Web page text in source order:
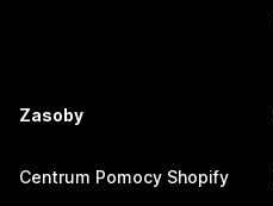
Zasoby
Centrum Pomocy Shopify